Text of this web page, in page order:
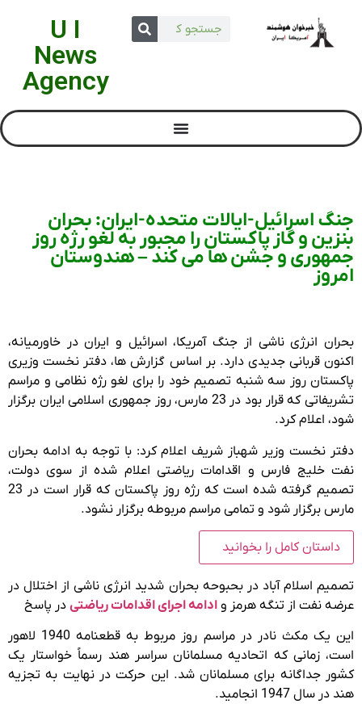
U I
News
Agency
جنگ اسرائیل-ایالات متحده-ایران: بحران
بنزین و گاز پاکستان را مجبور به لغو رژه روز
جمهوری و جشن ها می کند – هندوستان
امروز
بحران انرژی ناشی از جنگ آمریکا، اسرائیل و ایران در خاورمیانه،
اکنون قربانی جدیدی دارد. بر اساس گزارش ها، دفتر نخست وزیری
پاکستان روز سه شنبه تصمیم خود را برای لغو رژه نظامی و مراسم
تشریفاتی که قرار بود در 23 مارس، روز جمهوری اسلامی ایران برگزار
شود، اعلام کرد.
دفتر نخست وزیر شهباز شریف اعلام کرد: با توجه به ادامه بحران
نفت خلیج فارس و اقدامات ریاضتی اعلام شده از سوی دولت،
تصمیم گرفته شده است که رژه روز پاکستان که قرار است در 23
مارس برگزار شود و تمامی مراسم مربوطه برگزار نشود.
داستان کامل را بخوانید
تصمیم اسلام آباد در بحبوحه بحران شدید انرژی ناشی از اختلال در
عرضه نفت از تنگه هرمز و ادامه اجرای اقدامات ریاضتی در پاسخ
این یک مکث نادر در مراسم روز مربوط به قطعنامه 1940 لاهور
است، زمانی که اتحادیه مسلمانان سراسر هند رسماً خواستار یک
کشور جداگانه برای مسلمانان شد. این حرکت در نهایت به تجزیه
هند در سال 1947 انجامید.